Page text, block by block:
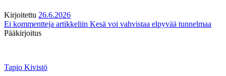
Kirjoitettu 26.6.2026
Ei kommentteja artikkeliin Kesä voi vahvistaa elpyvää tunnelmaa
Pääkirjoitus
Tapio Kivistö